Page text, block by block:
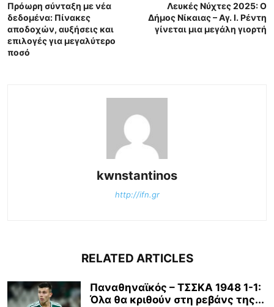
Πρόωρη σύνταξη με νέα
δεδομένα: Πίνακες
αποδοχών, αυξήσεις και
επιλογές για μεγαλύτερο
ποσό
Λευκές Νύχτες 2025: Ο
Δήμος Νίκαιας – Αγ. Ι. Ρέντη
γίνεται μια μεγάλη γιορτή
kwnstantinos
http://ifn.gr
RELATED ARTICLES
Παναθηναϊκός – ΤΣΣΚΑ 1948 1-1:
Όλα θα κριθούν στη ρεβάνς της...